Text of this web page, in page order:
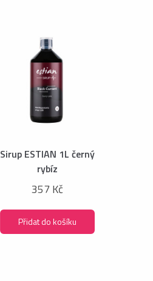
Sirup ESTIAN 1L černý
rybíz
357 Kč
Přidat do košíku